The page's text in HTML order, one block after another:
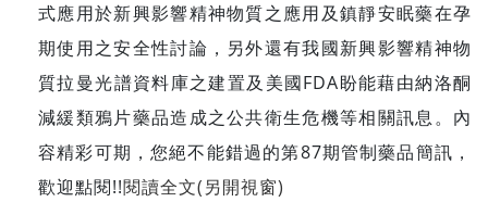
式應用於新興影響精神物質之應用及鎮靜安眠藥在孕
期使用之安全性討論，另外還有我國新興影響精神物
質拉曼光譜資料庫之建置及美國FDA盼能藉由納洛酮
減緩類鴉片藥品造成之公共衛生危機等相關訊息。內
容精彩可期，您絕不能錯過的第87期管制藥品簡訊，
歡迎點閱!!閱讀全文(另開視窗)